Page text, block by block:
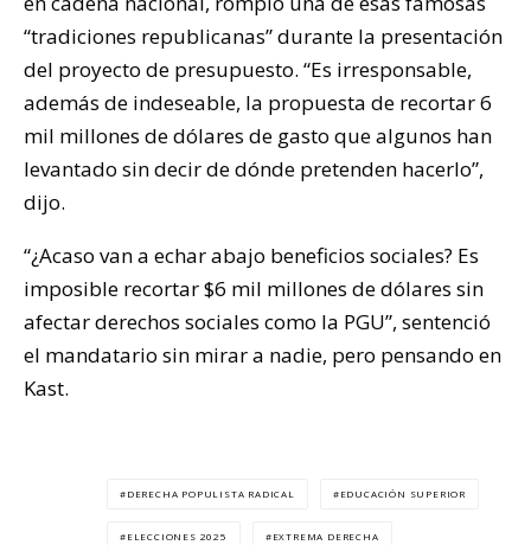
“tradiciones republicanas” durante la presentación
del proyecto de presupuesto. “Es irresponsable,
además de indeseable, la propuesta de recortar 6
mil millones de dólares de gasto que algunos han
levantado sin decir de dónde pretenden hacerlo”,
dijo.
“¿Acaso van a echar abajo beneficios sociales? Es
imposible recortar $6 mil millones de dólares sin
afectar derechos sociales como la PGU”, sentenció
el mandatario sin mirar a nadie, pero pensando en
Kast.
DERECHA POPULISTA RADICAL EDUCACIÓN SUPERIOR
ELECCIONES 2025 EXTREMA DERECHA